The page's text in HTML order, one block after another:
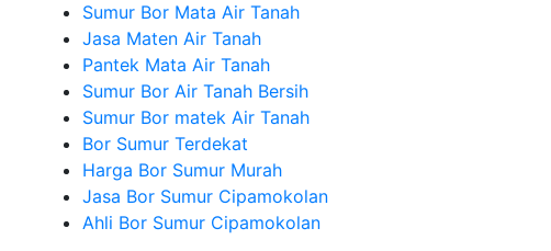
Sumur Bor Mata Air Tanah
Jasa Maten Air Tanah
Pantek Mata Air Tanah
Sumur Bor Air Tanah Bersih
Sumur Bor matek Air Tanah
Bor Sumur Terdekat
Harga Bor Sumur Murah
Jasa Bor Sumur Cipamokolan
Ahli Bor Sumur Cipamokolan